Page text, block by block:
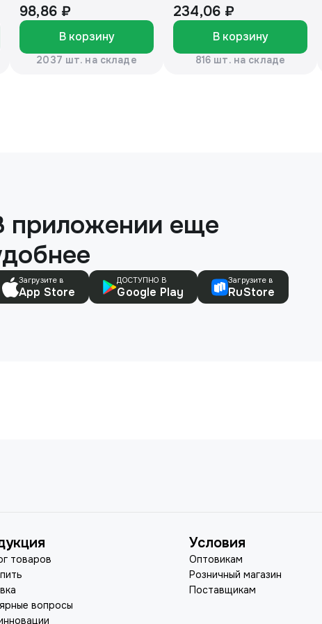
98,86 ₽
В корзину
2037 шт. на складе
150г
234,06 ₽
В корзину
816 шт. на складе
приложении еще
Загрузите в
App Store
ДОСТУПНО В
Google Play
Загрузите в
RuStore
товаров
вопросы
Условия
Оптовикам
Розничный магазин
Поставщикам